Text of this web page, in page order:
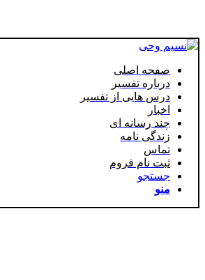
صفحه اصلی
درباره تفسیر
درس هایی از تفسیر
اخبار
چند رسانه ای
زندگی نامه
تماس
ثبت نام فروم
جستجو
منو